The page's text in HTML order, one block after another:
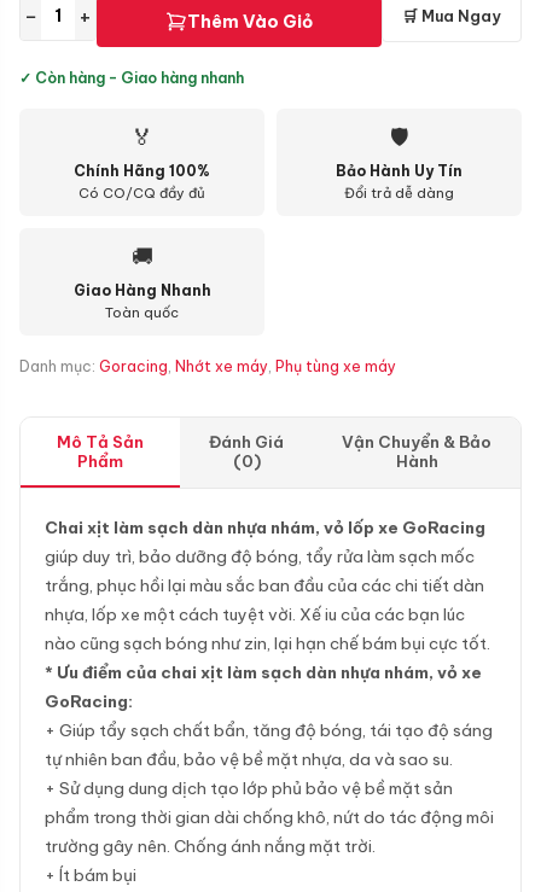
− + Thêm Vào Giỏ 🛒 Mua Ngay
✓ Còn hàng - Giao hàng nhanh
🏅
Chính Hãng 100%
Có CO/CQ đầy đủ
🛡
Bảo Hành Uy Tín
Đổi trả dễ dàng
🚚
Giao Hàng Nhanh
Toàn quốc
Danh mục: Goracing, Nhớt xe máy, Phụ tùng xe máy
Mô Tả Sản
Phẩm
Đánh Giá
(0)
Vận Chuyển & Bảo
Hành
Chai xịt làm sạch dàn nhựa nhám, vỏ lốp xe GoRacing
giúp duy trì, bảo dưỡng độ bóng, tẩy rửa làm sạch mốc
trắng, phục hồi lại màu sắc ban đầu của các chi tiết dàn
nhựa, lốp xe một cách tuyệt vời. Xế iu của các bạn lúc
nào cũng sạch bóng như zin, lại hạn chế bám bụi cực tốt.
* Ưu điểm của chai xịt làm sạch dàn nhựa nhám, vỏ xe
GoRacing:
+ Giúp tẩy sạch chất bẩn, tăng độ bóng, tái tạo độ sáng
tự nhiên ban đầu, bảo vệ bề mặt nhựa, da và sao su.
+ Sử dụng dung dịch tạo lớp phủ bảo vệ bề mặt sản
phẩm trong thời gian dài chống khô, nứt do tác động môi
trường gây nên. Chống ánh nắng mặt trời.
+ Ít bám bụi